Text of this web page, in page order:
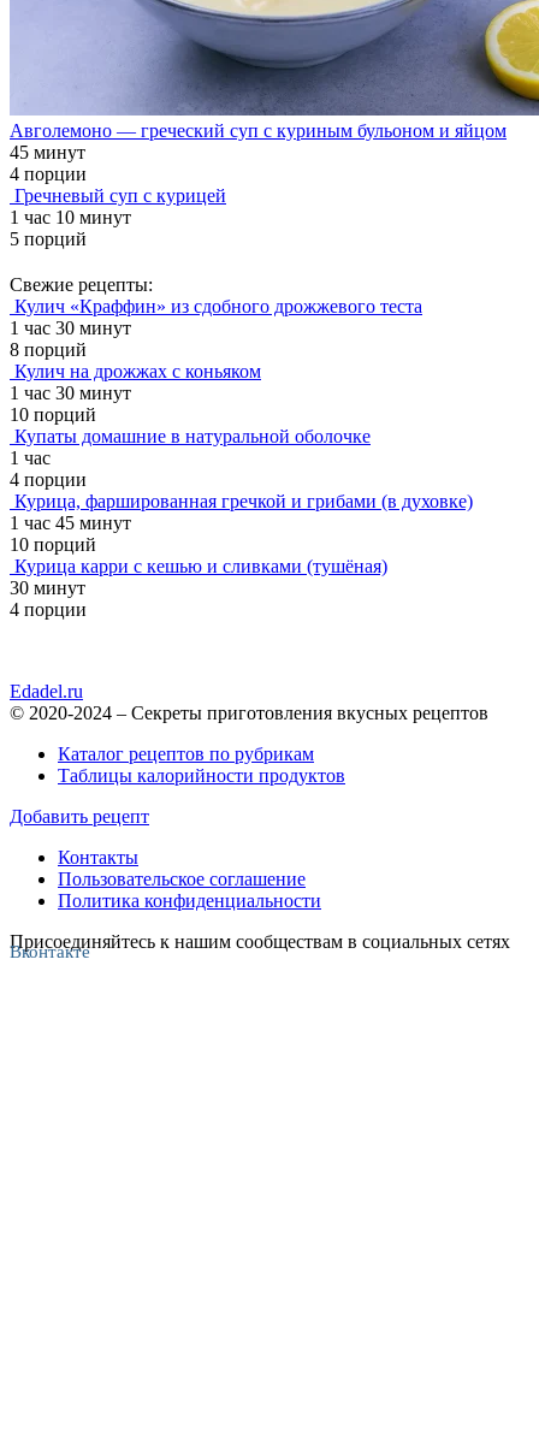
Авголемоно — греческий суп с куриным бульоном и яйцом
45 минут
4 порции
Гречневый суп с курицей
1 час 10 минут
5 порций
Свежие рецепты:
Кулич «Краффин» из сдобного дрожжевого теста
1 час 30 минут
8 порций
Кулич на дрожжах с коньяком
1 час 30 минут
10 порций
Купаты домашние в натуральной оболочке
1 час
4 порции
Курица, фаршированная гречкой и грибами (в духовке)
1 час 45 минут
10 порций
Курица карри с кешью и сливками (тушёная)
30 минут
4 порции
Edadel.ru
© 2020-2024 – Секреты приготовления вкусных рецептов
Каталог рецептов по рубрикам
Таблицы калорийности продуктов
Добавить рецепт
Контакты
Пользовательское соглашение
Политика конфиденциальности
Присоединяйтесь к нашим сообществам в социальных сетях
Вконтакте